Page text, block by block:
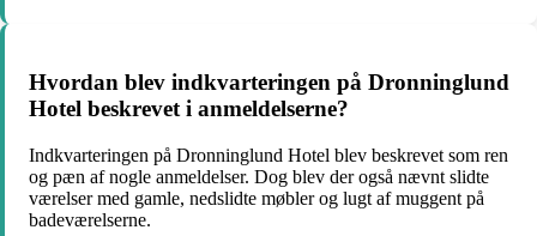
Hvordan blev indkvarteringen på Dronninglund
Hotel beskrevet i anmeldelserne?
Indkvarteringen på Dronninglund Hotel blev beskrevet som ren
og pæn af nogle anmeldelser. Dog blev der også nævnt slidte
værelser med gamle, nedslidte møbler og lugt af muggent på
badeværelserne.